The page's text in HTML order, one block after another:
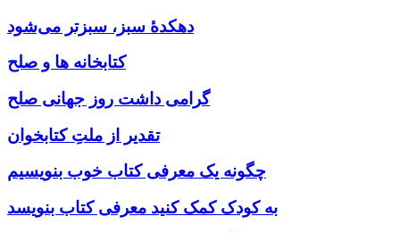
دهکدۀ سبز، سبزتر می‌شود
کتابخانه ها و صلح
گرامی داشت روز جهانی صلح
تقدیر از ملتِ کتابخوان
چگونه یک معرفی کتاب خوب بنویسیم
به کودک کمک کنید معرفی کتاب بنویسد